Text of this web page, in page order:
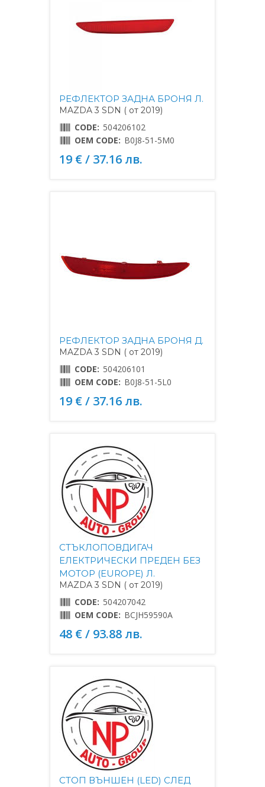
РЕФЛЕКТОР ЗАДНА БРОНЯ Л.
MAZDA 3 SDN ( от 2019)
CODE: 504206102
OEM CODE: B0J8-51-5M0
19 € / 37.16 лв.
РЕФЛЕКТОР ЗАДНА БРОНЯ Д.
MAZDA 3 SDN ( от 2019)
CODE: 504206101
OEM CODE: B0J8-51-5L0
19 € / 37.16 лв.
СТЪКЛОПОВДИГАЧ
ЕЛЕКТРИЧЕСКИ ПРЕДЕН БЕЗ
МОТОР (EUROPE) Л.
MAZDA 3 SDN ( от 2019)
CODE: 504207042
OEM CODE: BCJH59590A
48 € / 93.88 лв.
СТОП ВЪНШЕН (LED) СЛЕД